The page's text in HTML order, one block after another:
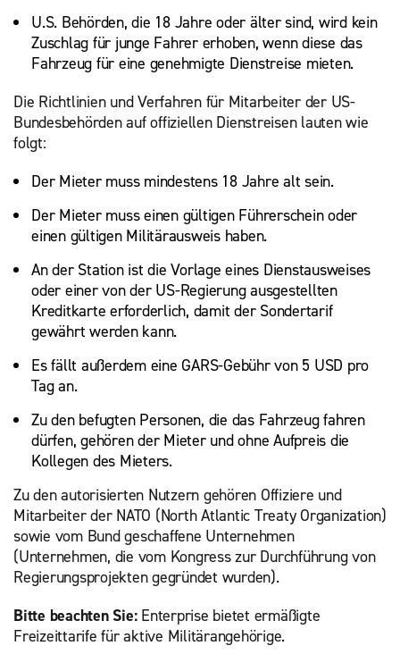
U.S. Behörden, die 18 Jahre oder älter sind, wird kein
Zuschlag für junge Fahrer erhoben, wenn diese das
Fahrzeug für eine genehmigte Dienstreise mieten.
Die Richtlinien und Verfahren für Mitarbeiter der US-
Bundesbehörden auf offiziellen Dienstreisen lauten wie
folgt:
Der Mieter muss mindestens 18 Jahre alt sein.
Der Mieter muss einen gültigen Führerschein oder
einen gültigen Militärausweis haben.
An der Station ist die Vorlage eines Dienstausweises
oder einer von der US-Regierung ausgestellten
Kreditkarte erforderlich, damit der Sondertarif
gewährt werden kann.
Es fällt außerdem eine GARS-Gebühr von 5 USD pro
Tag an.
Zu den befugten Personen, die das Fahrzeug fahren
dürfen, gehören der Mieter und ohne Aufpreis die
Kollegen des Mieters.
Zu den autorisierten Nutzern gehören Offiziere und
Mitarbeiter der NATO (North Atlantic Treaty Organization)
sowie vom Bund geschaffene Unternehmen
(Unternehmen, die vom Kongress zur Durchführung von
Regierungsprojekten gegründet wurden).
Bitte beachten Sie:Enterprise bietet ermäßigte
Freizeittarife für aktive Militärangehörige.